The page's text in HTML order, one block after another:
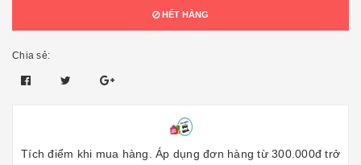
HẾT HÀNG
Chia sẻ:
Tích điểm khi mua hàng. Áp dụng đơn hàng từ 300.000đ trở